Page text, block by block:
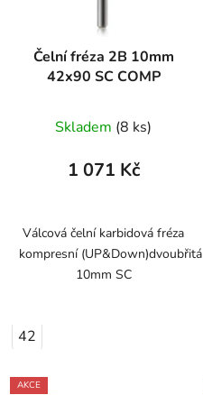
Čelní fréza 2B 10mm
42x90 SC COMP
Skladem (8 ks)
1 071 Kč
Válcová čelní karbidová fréza
kompresní (UP&Down)dvoubřitá
10mm SC
42
AKCE